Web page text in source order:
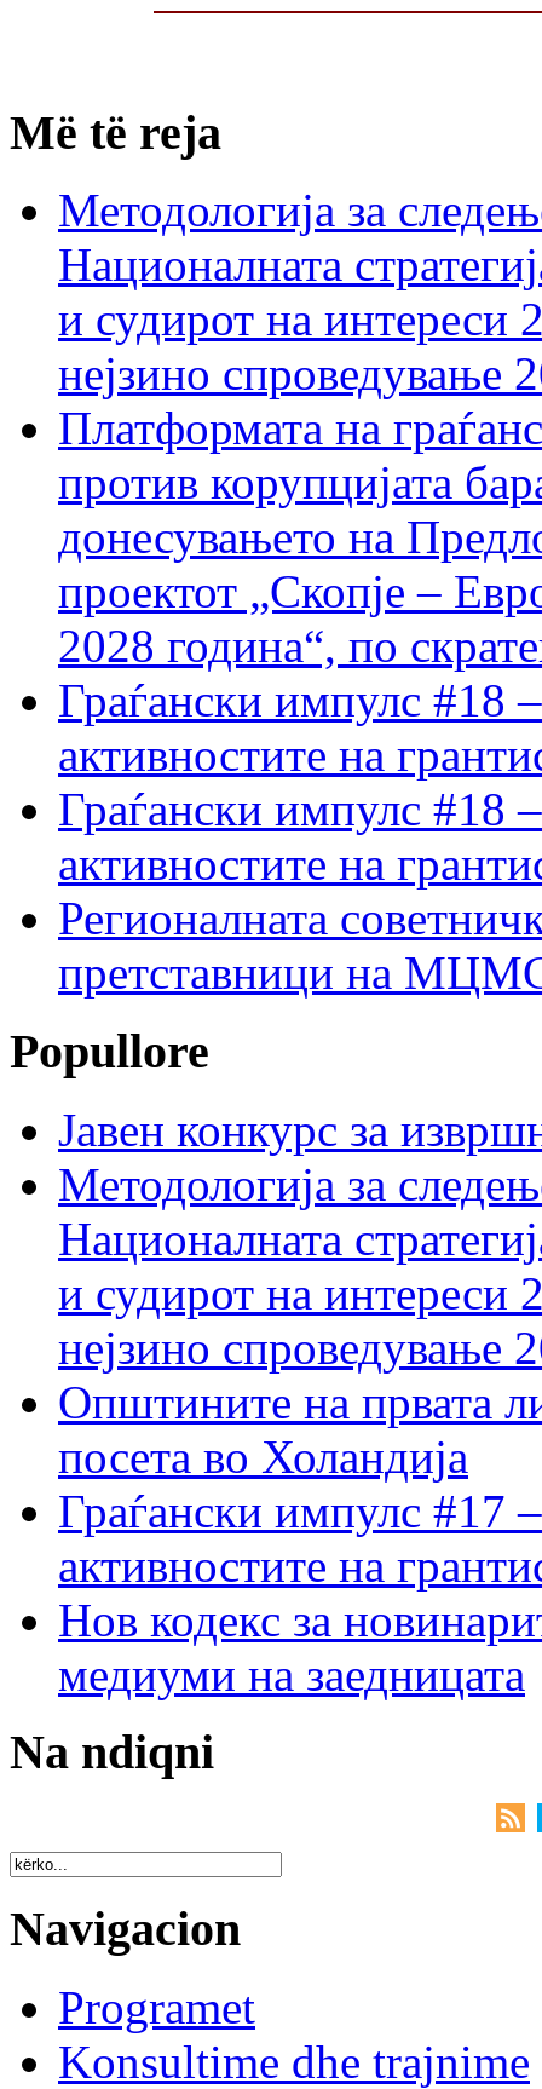
Më të reja
Методологија за
Националната
и судирот на интереси
нејзино спроведување
Платформата на
против корупцијата
донесувањето на
проектот „Скопје –
2028 година“, по
Граѓански импулс #18
активностите на
Граѓански импулс #18
активностите на
Регионалната
претставници на МЦМС
Popullore
Јавен конкурс за
Методологија за
Националната
и судирот на интереси
нејзино спроведување
Општините на првата
посета во Холандија
Граѓански импулс #17
активностите на
Нов кодекс за
медиуми на заедницата
Na ndiqni
Navigacion
Programet
Konsultime dhe trajnime